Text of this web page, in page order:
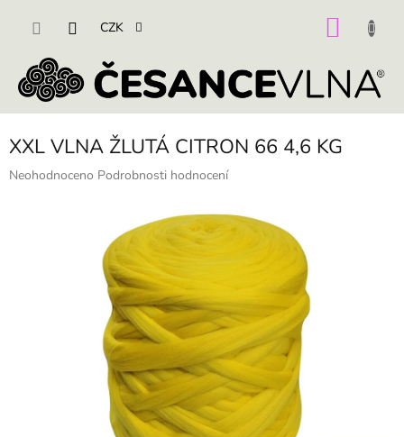
CZK
XXL VLNA ŽLUTÁ CITRON 66 4,6 KG
Průměrné
Neohodnoceno Podrobnosti hodnocení